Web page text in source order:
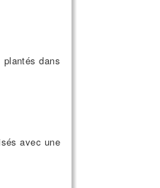
dans
avec une